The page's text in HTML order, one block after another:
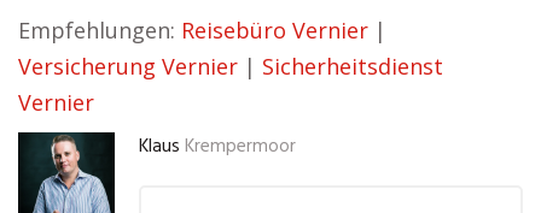
Empfehlungen: Reisebüro Vernier |
Versicherung Vernier | Sicherheitsdienst
Vernier
Klaus Krempermoor